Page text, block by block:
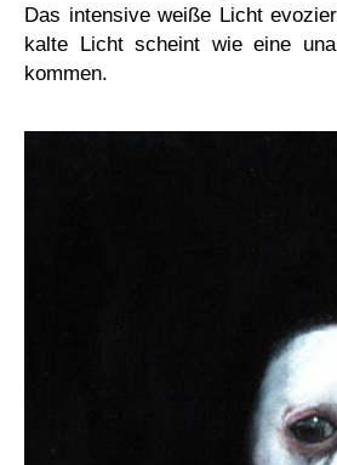
Das intensive weiße Licht
kalte Lichtscheint wie eine
kommen.